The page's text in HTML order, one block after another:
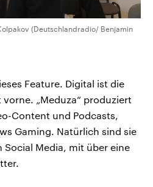
(Deutschlandradio/ Benjamin
Feature. Digital ist die
„Meduza“ produziert
Content und Podcasts,
Gaming. Natürlich sind sie
Social Media, mit über eine